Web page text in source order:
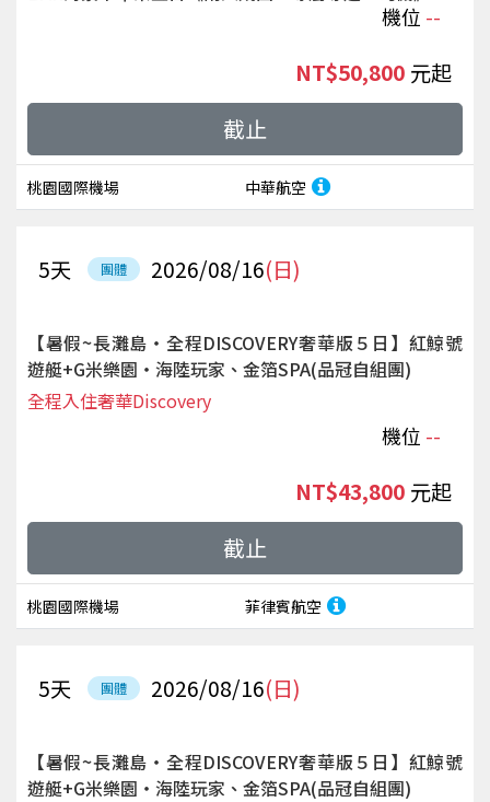
機位 --
桃園國際機場 中華航空
NT$50,800 起
截止
團體 2026/08/16(日)
5天
【暑假~長灘島‧全程DISCOVERY奢華版５日】紅鯨號
遊艇+G米樂園‧海陸玩家、金箔SPA(品冠自組團)
機位 --
全程入住奢華Discovery
桃園國際機場 菲律賓航空
NT$43,800 起
截止
團體 2026/08/16(日)
5天
【暑假~長灘島‧全程DISCOVERY奢華版５日】紅鯨號
遊艇+G米樂園‧海陸玩家、金箔SPA(品冠自組團)